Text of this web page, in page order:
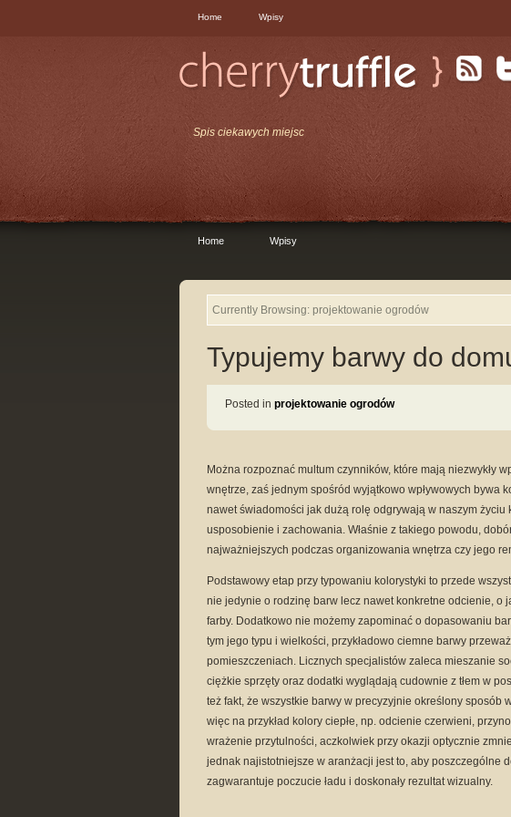
Home Wpisy
Spis ciekawych miejsc
Home Wpisy
Currently Browsing: projektowanie ogrodów
Typujemy barwy do
Posted in projektowanie ogrodów
Można rozpoznać multum czynników, które mają niezwykły
wnętrze, zaś jednym spośród wyjątkowo wpływowych bywa
nawet świadomości jak dużą rolę odgrywają w naszym życiu
usposobienie i zachowania. Właśnie z takiego powodu,
najważniejszych podczas organizowania wnętrza czy jego
Podstawowy etap przy typowaniu kolorystyki to przede
nie jedynie o rodzinę barw lecz nawet konkretne odcienie, o
farby. Dodatkowo nie możemy zapominać o dopasowaniu
tym jego typu i wielkości, przykładowo ciemne barwy
pomieszczeniach. Licznych specjalistów zaleca mieszanie
ciężkie sprzęty oraz dodatki wyglądają cudownie z tłem w
też fakt, że wszystkie barwy w precyzyjnie określony sposób
więc na przykład kolory ciepłe, np. odcienie czerwieni,
wrażenie przytulności, aczkolwiek przy okazji optycznie
jednak najistotniejsze w aranżacji jest to, aby poszczególne
zagwarantuje poczucie ładu i doskonały rezultat wizualny.